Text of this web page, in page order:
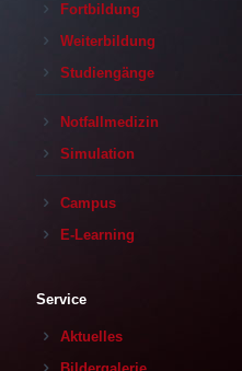
Fortbildung
Weiterbildung
Studiengänge
Notfallmedizin
Simulation
Campus
E-Learning
Service
Aktuelles